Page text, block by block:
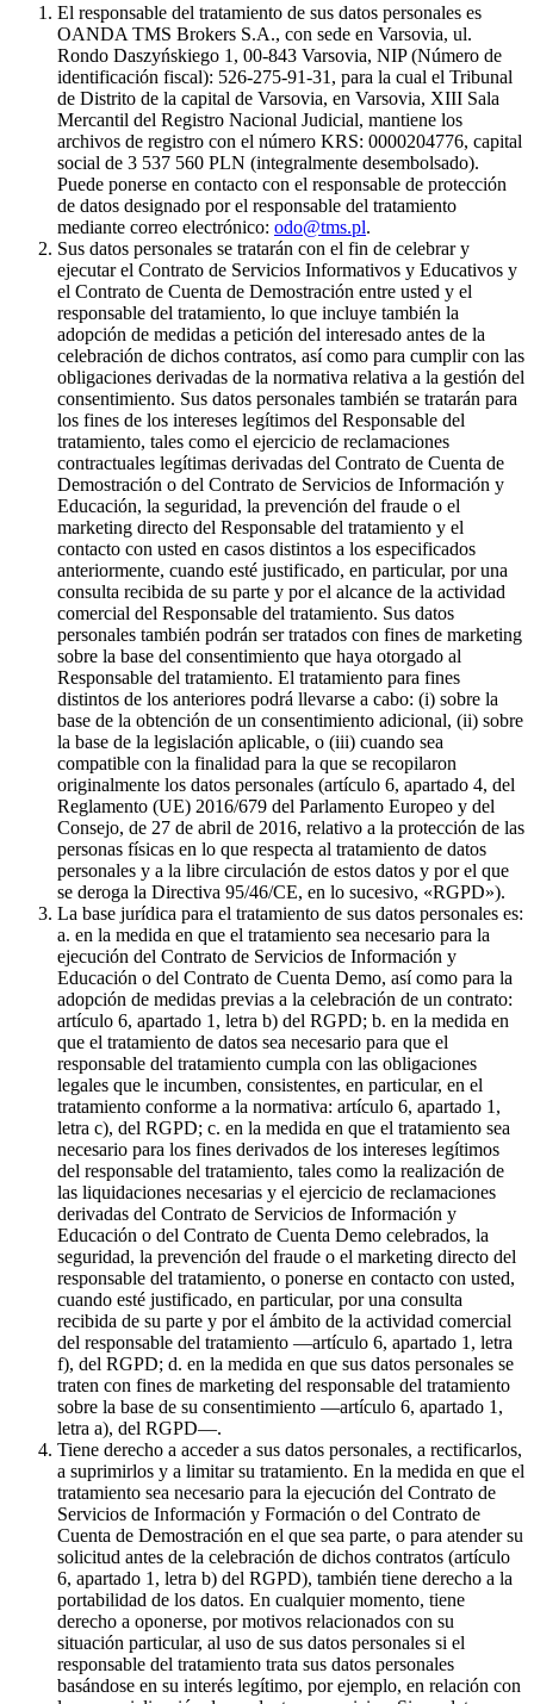
El responsable del tratamiento de sus datos personales es
OANDA TMS Brokers S.A., con sede en Varsovia, ul.
Rondo Daszyńskiego 1, 00-843 Varsovia, NIP (Número de
identificación fiscal): 526-275-91-31, para la cual el Tribunal
de Distrito de la capital de Varsovia, en Varsovia, XIII Sala
Mercantil del Registro Nacional Judicial, mantiene los
archivos de registro con el número KRS: 0000204776, capital
social de 3 537 560 PLN (integralmente desembolsado).
Puede ponerse en contacto con el responsable de protección
de datos designado por el responsable del tratamiento
mediante correo electrónico: odo@tms.pl.
Sus datos personales se tratarán con el fin de celebrar y
ejecutar el Contrato de Servicios Informativos y Educativos y
el Contrato de Cuenta de Demostración entre usted y el
responsable del tratamiento, lo que incluye también la
adopción de medidas a petición del interesado antes de la
celebración de dichos contratos, así como para cumplir con las
obligaciones derivadas de la normativa relativa a la gestión del
consentimiento. Sus datos personales también se tratarán para
los fines de los intereses legítimos del Responsable del
tratamiento, tales como el ejercicio de reclamaciones
contractuales legítimas derivadas del Contrato de Cuenta de
Demostración o del Contrato de Servicios de Información y
Educación, la seguridad, la prevención del fraude o el
marketing directo del Responsable del tratamiento y el
contacto con usted en casos distintos a los especificados
anteriormente, cuando esté justificado, en particular, por una
consulta recibida de su parte y por el alcance de la actividad
comercial del Responsable del tratamiento. Sus datos
personales también podrán ser tratados con fines de marketing
sobre la base del consentimiento que haya otorgado al
Responsable del tratamiento. El tratamiento para fines
distintos de los anteriores podrá llevarse a cabo: (i) sobre la
base de la obtención de un consentimiento adicional, (ii) sobre
la base de la legislación aplicable, o (iii) cuando sea
compatible con la finalidad para la que se recopilaron
originalmente los datos personales (artículo 6, apartado 4, del
Reglamento (UE) 2016/679 del Parlamento Europeo y del
Consejo, de 27 de abril de 2016, relativo a la protección de las
personas físicas en lo que respecta al tratamiento de datos
personales y a la libre circulación de estos datos y por el que
se deroga la Directiva 95/46/CE, en lo sucesivo, «RGPD»).
La base jurídica para el tratamiento de sus datos personales es:
a. en la medida en que el tratamiento sea necesario para la
ejecución del Contrato de Servicios de Información y
Educación o del Contrato de Cuenta Demo, así como para la
adopción de medidas previas a la celebración de un contrato:
artículo 6, apartado 1, letra b) del RGPD; b. en la medida en
que el tratamiento de datos sea necesario para que el
responsable del tratamiento cumpla con las obligaciones
legales que le incumben, consistentes, en particular, en el
tratamiento conforme a la normativa: artículo 6, apartado 1,
letra c), del RGPD; c. en la medida en que el tratamiento sea
necesario para los fines derivados de los intereses legítimos
del responsable del tratamiento, tales como la realización de
las liquidaciones necesarias y el ejercicio de reclamaciones
derivadas del Contrato de Servicios de Información y
Educación o del Contrato de Cuenta Demo celebrados, la
seguridad, la prevención del fraude o el marketing directo del
responsable del tratamiento, o ponerse en contacto con usted,
cuando esté justificado, en particular, por una consulta
recibida de su parte y por el ámbito de la actividad comercial
del responsable del tratamiento —artículo 6, apartado 1, letra
f), del RGPD; d. en la medida en que sus datos personales se
traten con fines de marketing del responsable del tratamiento
sobre la base de su consentimiento —artículo 6, apartado 1,
letra a), del RGPD—.
Tiene derecho a acceder a sus datos personales, a rectificarlos,
a suprimirlos y a limitar su tratamiento. En la medida en que el
tratamiento sea necesario para la ejecución del Contrato de
Servicios de Información y Formación o del Contrato de
Cuenta de Demostración en el que sea parte, o para atender su
solicitud antes de la celebración de dichos contratos (artículo
6, apartado 1, letra b) del RGPD), también tiene derecho a la
portabilidad de los datos. En cualquier momento, tiene
derecho a oponerse, por motivos relacionados con su
situación particular, al uso de sus datos personales si el
responsable del tratamiento trata sus datos personales
basándose en su interés legítimo, por ejemplo, en relación con